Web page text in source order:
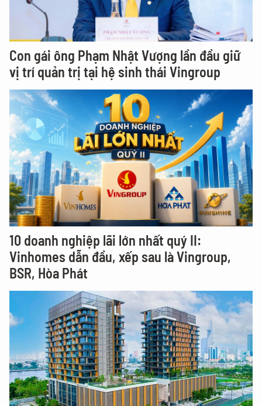
Con gái ông Phạm Nhật Vượng lần đầu giữ
vị trí quản trị tại hệ sinh thái Vingroup
10 doanh nghiệp lãi lớn nhất quý II:
Vinhomes dẫn đầu, xếp sau là Vingroup,
BSR, Hòa Phát